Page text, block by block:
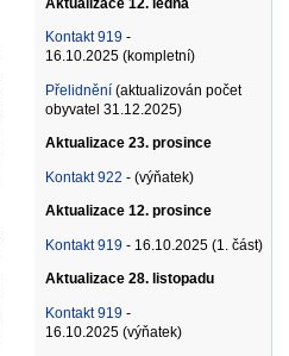
Aktualizace 12. ledna
Kontakt 919 -
16.10.2025 (kompletní)
Přelidnění (aktualizován počet
obyvatel 31.12.2025)
Aktualizace 23. prosince
Kontakt 922 - (výňatek)
Aktualizace 12. prosince
Kontakt 919 - 16.10.2025 (1. část)
Aktualizace 28. listopadu
Kontakt 919 -
16.10.2025 (výňatek)